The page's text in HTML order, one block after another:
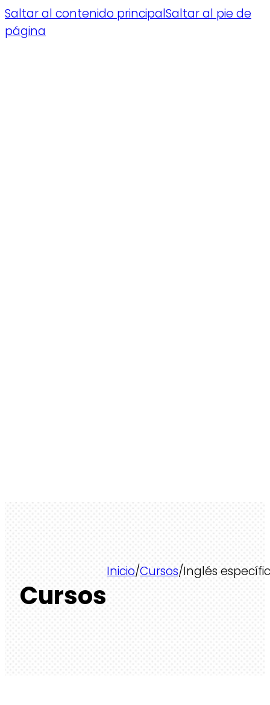
Saltar al contenido principalSaltar al pie de
página
Cursos
Inicio/Cursos/Inglés